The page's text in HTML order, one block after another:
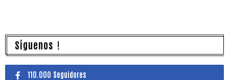
Síguenos !
110.000 Seguidores